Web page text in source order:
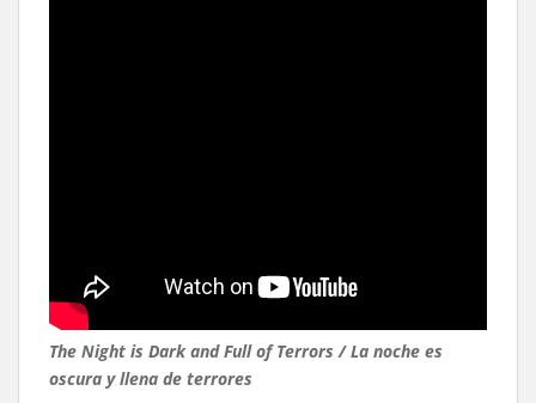
The Night is Dark and Full of Terrors / La noche es
oscura y llena de terrores